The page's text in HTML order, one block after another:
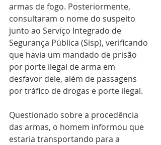
armas de fogo. Posteriormente,
consultaram o nome do suspeito
junto ao Serviço Integrado de
Segurança Pública (Sisp), verificando
que havia um mandado de prisão
por porte ilegal de arma em
desfavor dele, além de passagens
por tráfico de drogas e porte ilegal.
Questionado sobre a procedência
das armas, o homem informou que
estaria transportando para a